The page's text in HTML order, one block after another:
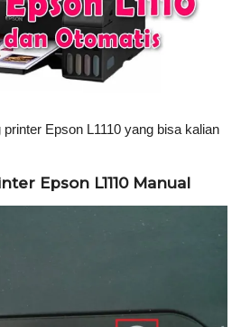
Epson L1110 yang bisa kalian
Epson L1110 Manual